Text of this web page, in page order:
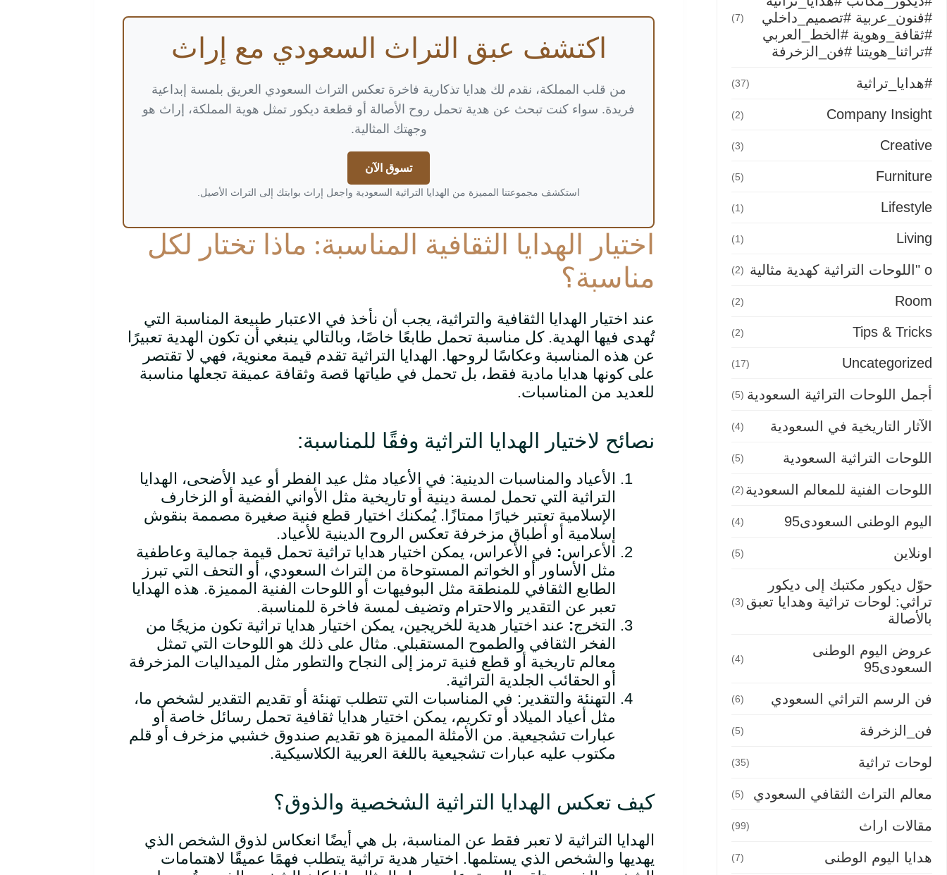
اكتشف عبق التراث السعودي مع إراث
من قلب المملكة، نقدم لك هدايا تذكارية فاخرة تعكس التراث السعودي العريق بلمسة إبداعية
فريدة. سواء كنت تبحث عن هدية تحمل روح الأصالة أو قطعة ديكور تمثل هوية المملكة، إراث هو
وجهتك المثالية.
تسوق الآن
استكشف مجموعتنا المميزة من الهدايا التراثية السعودية واجعل إراث بوابتك إلى التراث الأصيل.
اختيار الهدايا الثقافية المناسبة: ماذا تختار لكل
مناسبة؟
عند اختيار الهدايا الثقافية والتراثية، يجب أن نأخذ في الاعتبار طبيعة المناسبة التي
تُهدى فيها الهدية. كل مناسبة تحمل طابعًا خاصًا، وبالتالي ينبغي أن تكون الهدية تعبيرًا
عن هذه المناسبة وعكاسًا لروحها. الهدايا التراثية تقدم قيمة معنوية، فهي لا تقتصر
على كونها هدايا مادية فقط، بل تحمل في طياتها قصة وثقافة عميقة تجعلها مناسبة
للعديد من المناسبات.
نصائح لاختيار الهدايا التراثية وفقًا للمناسبة:
الأعياد والمناسبات الدينية: في الأعياد مثل عيد الفطر أو عيد الأضحى، الهدايا
التراثية التي تحمل لمسة دينية أو تاريخية مثل الأواني الفضية أو الزخارف
الإسلامية تعتبر خيارًا ممتازًا. يُمكنك اختيار قطع فنية صغيرة مصممة بنقوش
إسلامية أو أطباق مزخرفة تعكس الروح الدينية للأعياد.
الأعراس: في الأعراس، يمكن اختيار هدايا تراثية تحمل قيمة جمالية وعاطفية
مثل الأساور أو الخواتم المستوحاة من التراث السعودي، أو التحف التي تبرز
الطابع الثقافي للمنطقة مثل البوفيهات أو اللوحات الفنية المميزة. هذه الهدايا
تعبر عن التقدير والاحترام وتضيف لمسة فاخرة للمناسبة.
التخرج: عند اختيار هدية للخريجين، يمكن اختيار هدايا تراثية تكون مزيجًا من
الفخر الثقافي والطموح المستقبلي. مثال على ذلك هو اللوحات التي تمثل
معالم تاريخية أو قطع فنية ترمز إلى النجاح والتطور مثل الميداليات المزخرفة
أو الحقائب الجلدية التراثية.
التهنئة والتقدير : في المناسبات التي تتطلب تهنئة أو تقديم التقدير لشخص ما،
مثل أعياد الميلاد أو تكريم، يمكن اختيار هدايا ثقافية تحمل رسائل خاصة أو
عبارات تشجيعية. من الأمثلة المميزة هو تقديم صندوق خشبي مزخرف أو قلم
مكتوب عليه عبارات تشجيعية باللغة العربية الكلاسيكية.
كيف تعكس الهدايا التراثية الشخصية والذوق؟
الهدايا التراثية لا تعبر فقط عن المناسبة، بل هي أيضًا انعكاس لذوق الشخص الذي
يهديها والشخص الذي يستلمها. اختيار هدية تراثية يتطلب فهمًا عميقًا لاهتمامات
#فنون_عربية #تصميم_داخلي
#ثقافة_وهوية #الخط_العربي
#تراثنا_هويتنا #فن_الزخرفة
(7)
#هدايا_تراثية (37)
Company Insight
(2)
Creative
(3)
Furniture
(5)
Lifestyle
(1)
Living
(1)
o "اللوحات التراثية كهدية مثالية (2)
Room
(2)
Tips & Tricks
(2)
Uncategorized
(17)
أجمل اللوحات التراثية السعودية (5)
الآثار التاريخية في السعودية (4)
اللوحات التراثية السعودية (5)
اللوحات الفنية للمعالم السعودية (2)
اليوم الوطنى السعودى95 (4)
اونلاين (5)
حوّل ديكور مكتبك إلى ديكور
تراثي: لوحات تراثية وهدايا تعبق
بالأصالة
(3)
عروض اليوم الوطنى
السعودى95
(4)
فن الرسم التراثي السعودي (6)
فن_الزخرفة (5)
لوحات تراثية (35)
معالم التراث الثقافي السعودي (5)
مقالات اراث (99)
هدايا اليوم الوطنى (7)